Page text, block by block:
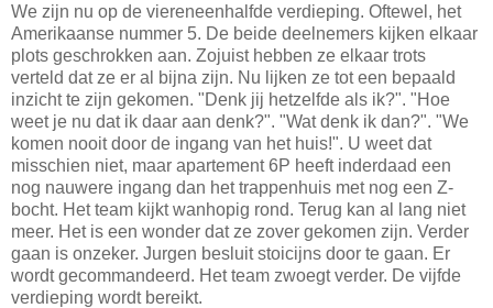
We zijn nu op de viereneenhalfde verdieping. Oftewel, het
Amerikaanse nummer 5. De beide deelnemers kijken elkaar
plots geschrokken aan. Zojuist hebben ze elkaar trots
verteld dat ze er al bijna zijn. Nu lijken ze tot een bepaald
inzicht te zijn gekomen. "Denk jij hetzelfde als ik?". "Hoe
weet je nu dat ik daar aan denk?". "Wat denk ik dan?". "We
komen nooit door de ingang van het huis!". U weet dat
misschien niet, maar apartement 6P heeft inderdaad een
nog nauwere ingang dan het trappenhuis met nog een Z-
bocht. Het team kijkt wanhopig rond. Terug kan al lang niet
meer. Het is een wonder dat ze zover gekomen zijn. Verder
gaan is onzeker. Jurgen besluit stoicijns door te gaan. Er
wordt gecommandeerd. Het team zwoegt verder. De vijfde
verdieping wordt bereikt.